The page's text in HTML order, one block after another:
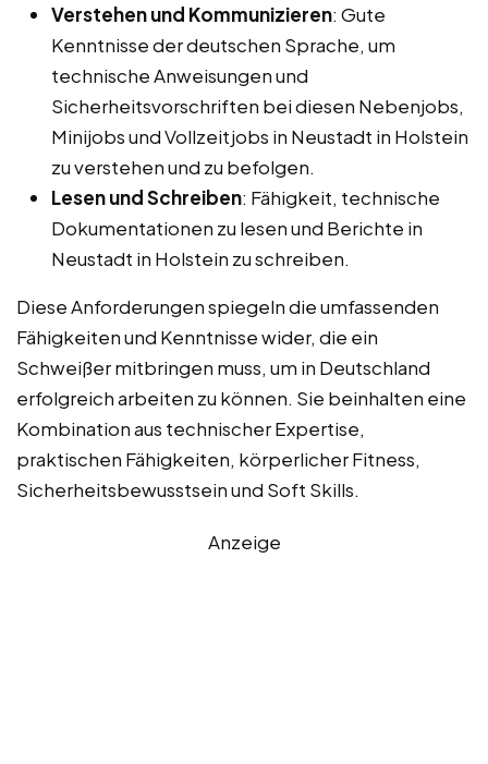
Verstehen und Kommunizieren: Gute
Kenntnisse der deutschen Sprache, um
technische Anweisungen und
Sicherheitsvorschriften bei diesen Nebenjobs,
Minijobs und Vollzeitjobs in Neustadt in Holstein
zu verstehen und zu befolgen.
Lesen und Schreiben: Fähigkeit, technische
Dokumentationen zu lesen und Berichte in
Neustadt in Holstein zu schreiben.
Diese Anforderungen spiegeln die umfassenden
Fähigkeiten und Kenntnisse wider, die ein
Schweißer mitbringen muss, um in Deutschland
erfolgreich arbeiten zu können. Sie beinhalten eine
Kombination aus technischer Expertise,
praktischen Fähigkeiten, körperlicher Fitness,
Sicherheitsbewusstsein und Soft Skills.
Anzeige